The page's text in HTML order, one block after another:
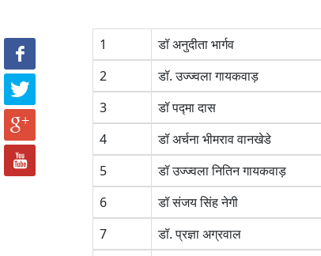
1 डॉ अनुदीता भार्गव
2
डॉ. उज्ज्वला गायकवाड़
3
डॉ पद्मा दास
4
डॉ अर्चना भीमराव वानखेडे
5
डॉ उज्ज्वला नितिन गायकवाड़
6
डॉ संजय सिंह नेगी
7
डॉ. प्रज्ञा अग्रवाल